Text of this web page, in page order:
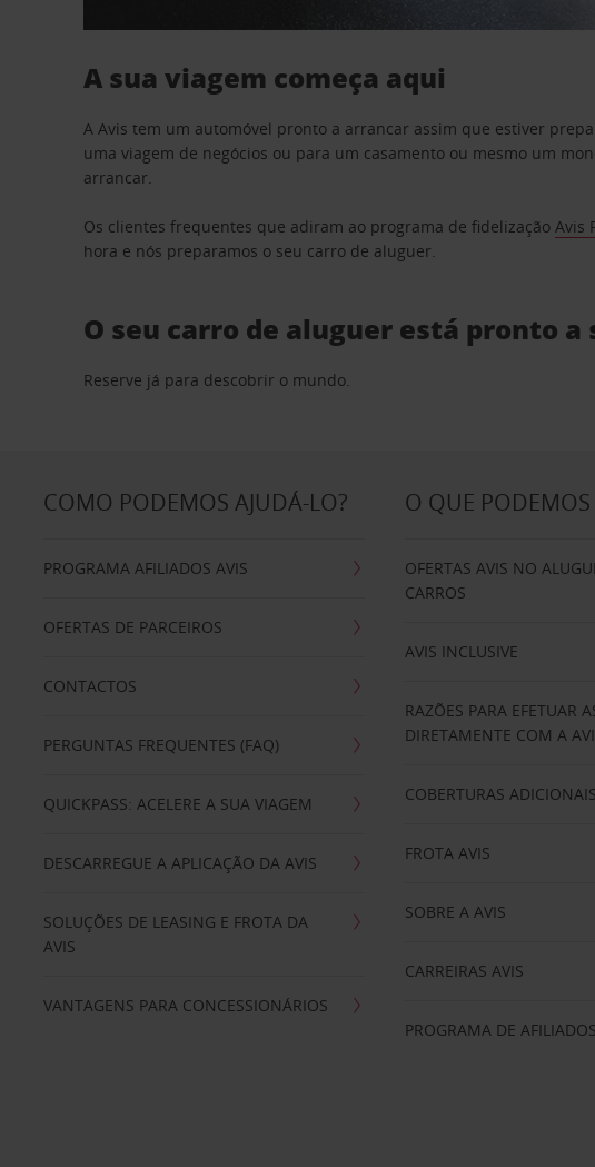
A sua viagem começa aqui
A Avis tem um automóvel pronto a arrancar assim que estiver
uma viagem de negócios ou para um casamento ou mesmo um
arrancar.
Os clientes frequentes que adiram ao programa de fidelizaçãoAvis
hora e nós preparamos o seu carro de aluguer.
O seu carro de aluguer está pronto
Reserve já para descobrir o mundo.
COMO PODEMOS AJUDÁ-LO?
PROGRAMA AFILIADOS AVIS
OFERTAS DE PARCEIROS
CONTACTOS
PERGUNTAS FREQUENTES (FAQ)
QUICKPASS: ACELERE A SUA VIAGEM
DESCARREGUE A APLICAÇÃO DA AVIS
SOLUÇÕES DE LEASING E FROTA DA
AVIS
VANTAGENS PARA CONCESSIONÁRIOS
O QUE PODEMOS
OFERTAS AVIS NO
CARROS
AVIS INCLUSIVE
RAZÕES PARA EFETUAR
DIRETAMENTE COM A
COBERTURAS ADICIONAIS
FROTA AVIS
SOBRE A AVIS
CARREIRAS AVIS
PROGRAMA DE AFILIADOS